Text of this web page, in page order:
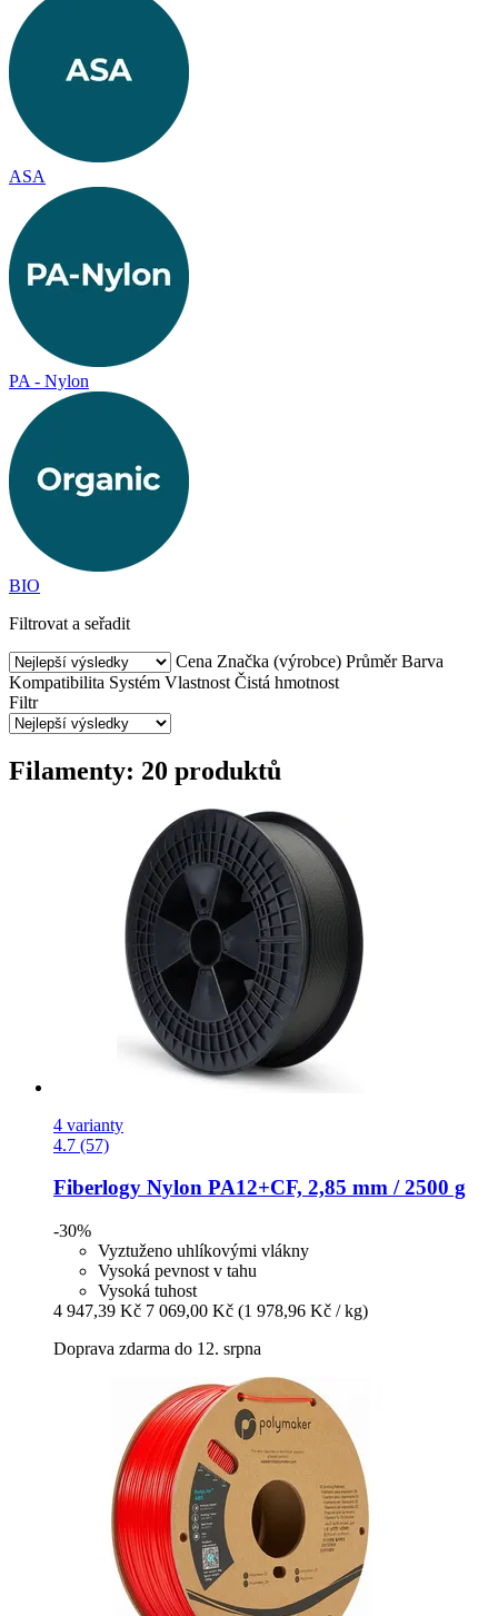
ASA
PA - Nylon
BIO
Filtrovat a seřadit
Cena Značka (výrobce) Průměr Barva
Kompatibilita Systém Vlastnost Čistá hmotnost
Filtr
Filamenty: 20 produktů
4 varianty
4.7 (57)
Fiberlogy Nylon PA12+CF, 2,85 mm / 2500 g
-30%
Vyztuženo uhlíkovými vlákny
Vysoká pevnost v tahu
Vysoká tuhost
4 947,39 Kč 7 069,00 Kč (1 978,96 Kč / kg)
Doprava zdarma do 12. srpna